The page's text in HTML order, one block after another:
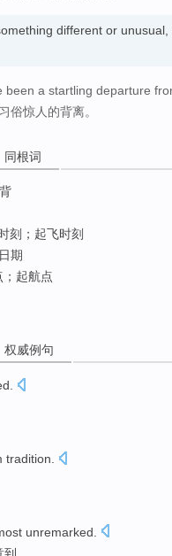
different or
been a startling departure
俗惊人的背离。
同根词
刻；起飞时刻
期
；起航点
权威例句
tradition
unremarked.
。